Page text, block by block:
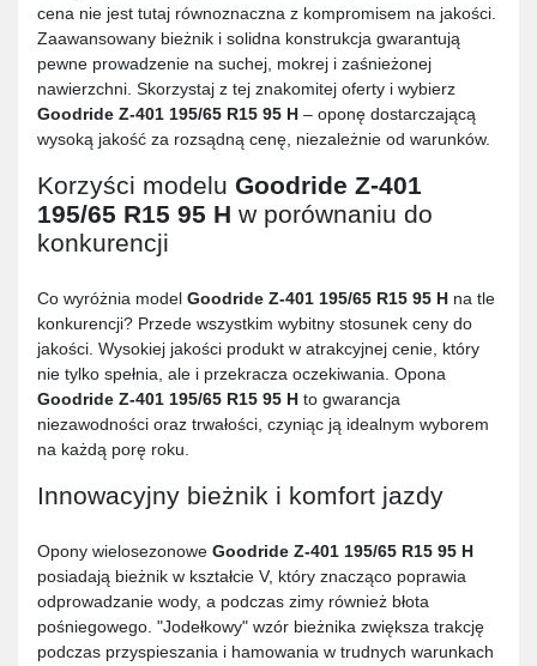
cena nie jest tutaj równoznaczna z kompromisem na jakości.
Zaawansowany bieżnik i solidna konstrukcja gwarantują
pewne prowadzenie na suchej, mokrej i zaśnieżonej
nawierzchni. Skorzystaj z tej znakomitej oferty i wybierz
Goodride Z-401 195/65 R15 95 H – oponę dostarczającą
wysoką jakość za rozsądną cenę, niezależnie od warunków.
Korzyści modelu Goodride Z-401
195/65 R15 95 H w porównaniu do
konkurencji
Co wyróżnia model Goodride Z-401 195/65 R15 95 H na tle
konkurencji? Przede wszystkim wybitny stosunek ceny do
jakości. Wysokiej jakości produkt w atrakcyjnej cenie, który
nie tylko spełnia, ale i przekracza oczekiwania. Opona
Goodride Z-401 195/65 R15 95 H to gwarancja
niezawodności oraz trwałości, czyniąc ją idealnym wyborem
na każdą porę roku.
Innowacyjny bieżnik i komfort jazdy
Opony wielosezonowe Goodride Z-401 195/65 R15 95 H
posiadają bieżnik w kształcie V, który znacząco poprawia
odprowadzanie wody, a podczas zimy również błota
pośniegowego. "Jodełkowy" wzór bieżnika zwiększa trakcję
podczas przyspieszania i hamowania w trudnych warunkach